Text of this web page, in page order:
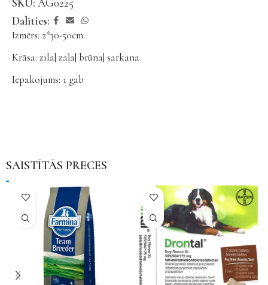
Dalīties:
Izmērs: 2*30-50cm.
Krāsa: zila| zaļa| brūna| sarkana.
Iepakojums: 1 gab
SAISTĪTĀS PRECES
NAV